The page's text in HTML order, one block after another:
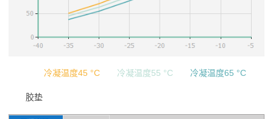
冷凝温度45 °C 冷凝温度55 °C 冷凝温度65 °C
胶垫